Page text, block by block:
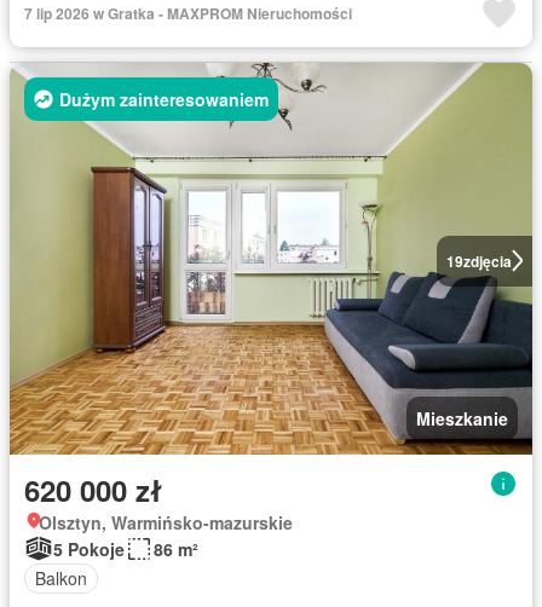
7 lip 2026 w Gratka - MAXPROM Nieruchomości
19zdjęcia
Dużym zainteresowaniem
Mieszkanie
620 000 zł
Olsztyn, Warmińsko-mazurskie
5 Pokoje
86 m²
Balkon